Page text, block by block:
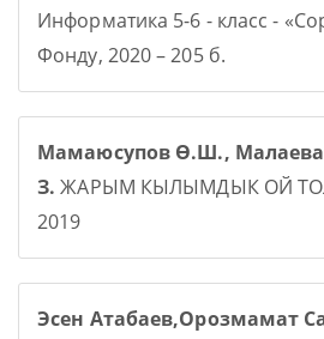
Информатика 5-6 - класс -
Фонду, 2020 – 205 б.
Мамаюсупов Ө.Ш.,
З. ЖАРЫМ КЫЛЫМДЫК ОЙ
2019
Эсен Атабаев,Орозмамат